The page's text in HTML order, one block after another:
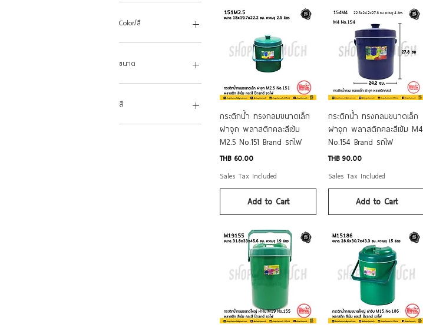
Color/สี
สีหวาน
สีเข้ม
ขนาด
0.8L
สี
สีหวาน
Quick View
กระติกน้ำ ทรงกลมขนาดเล็ก
ฝาจุก พลาสติกคละสีเข้ม
M2.5 No.151 Brand รถไฟ
Price
THB 60.00
Sales Tax Included
Add to Cart
Quick View
กระติกน้ำ ทรงกลมขนาดเล็ก
ฝาจุก พลาสติกคละสีเข้ม M4
No.154 Brand รถไฟ
Price
THB 90.00
Sales Tax Included
Add to Cart